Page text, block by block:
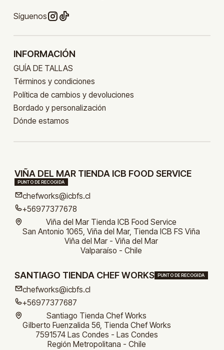
Síguenos
INFORMACIÓN
GUÍA DE TALLAS
Términos y condiciones
Política de cambios y devoluciones
Bordado y personalización
Dónde estamos
VIÑA DEL MAR TIENDA ICB FOOD SERVICE
PUNTO DE RECOGIDA
chefworks@icbfs.cl
+56977377678
Viña del Mar Tienda ICB Food Service
San Antonio 1065, Viña del Mar, Tienda ICB FS Viña
Viña del Mar - Viña del Mar
Valparaíso - Chile
SANTIAGO TIENDA CHEF WORKS PUNTO DE RECOGIDA
chefworks@icbfs.cl
+56977377687
Santiago Tienda Chef Works
Gilberto Fuenzalida 56, Tienda Chef Works
7591574 Las Condes - Las Condes
Región Metropolitana - Chile